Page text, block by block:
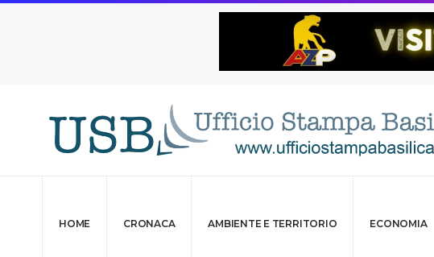
HOME CRONACA AMBIENTE E TERRITORIO ECONOMIA